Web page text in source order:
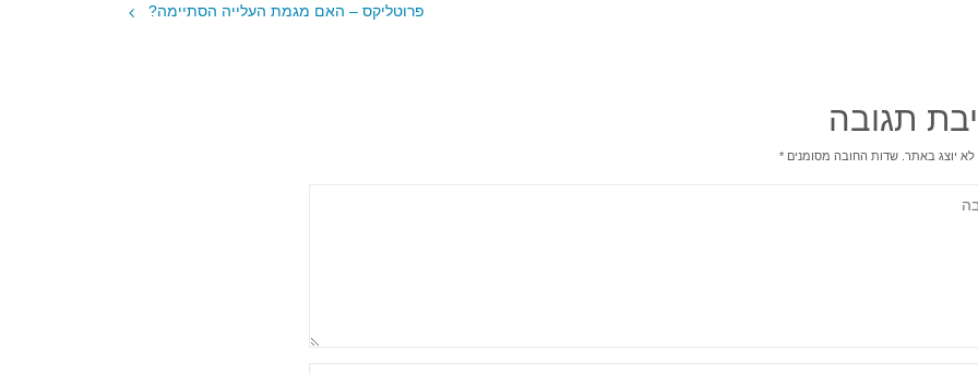
פרוטליקס – האם מגמת העלייה הסתיימה?
תגובה
לא יוצג באתר. שדות החובה מסומנים *